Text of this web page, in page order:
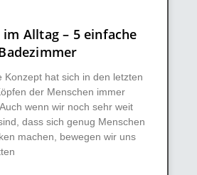
im Alltag – 5 einfache
Konzept hat sich in den letzten
der Menschen immer
wenn wir noch sehr weit
dass sich genug Menschen
machen, bewegen wir uns